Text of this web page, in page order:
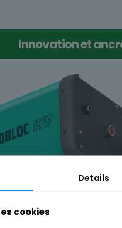
Innovation et
Details
cookies